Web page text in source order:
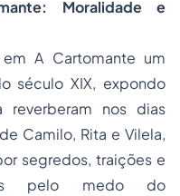
: Moralidade e
emA Cartomante um
século XIX, expondo
reverberam nos dias
Camilo, Rita e Vilela,
segredos, traições e
pelo medo do